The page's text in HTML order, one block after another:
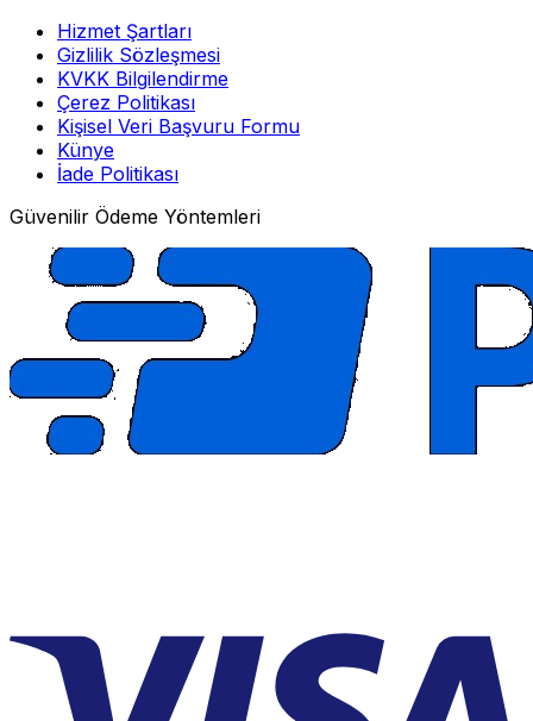
Hizmet Şartları
Gizlilik Sözleşmesi
KVKK Bilgilendirme
Çerez Politikası
Kişisel Veri Başvuru Formu
Künye
İade Politikası
Güvenilir Ödeme Yöntemleri